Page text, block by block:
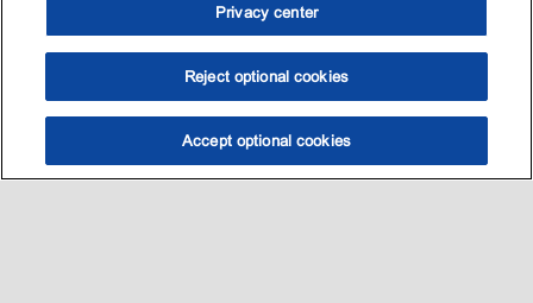
选油助手 查找门店
Privacy center
Reject optional cookies
Accept optional cookies